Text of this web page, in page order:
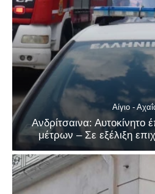
Αίγιο -
Ανδρίτσαινα: Αυτοκίνητο
μέτρων – Σε εξέλιξη